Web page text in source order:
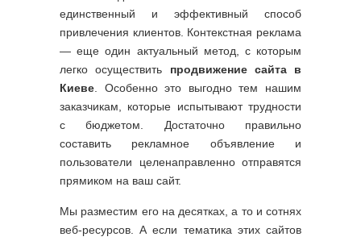
единственный и эффективный способ
привлечения клиентов. Контекстная реклама
— еще один актуальный метод, с которым
легко осуществить продвижение сайта в
Киеве . Особенно это выгодно тем нашим
заказчикам, которые испытывают трудности
с бюджетом. Достаточно правильно
составить рекламное объявление и
пользователи целенаправленно отправятся
прямиком на ваш сайт.
Мы разместим его на десятках, а то и сотнях
веб-ресурсов. А если тематика этих сайтов